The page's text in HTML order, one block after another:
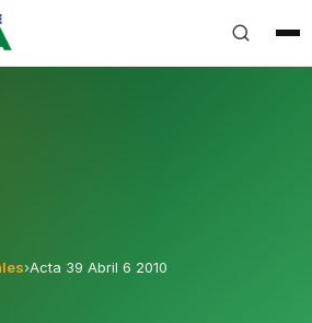
Municipal del
›Acta 39 Abril 6 2010